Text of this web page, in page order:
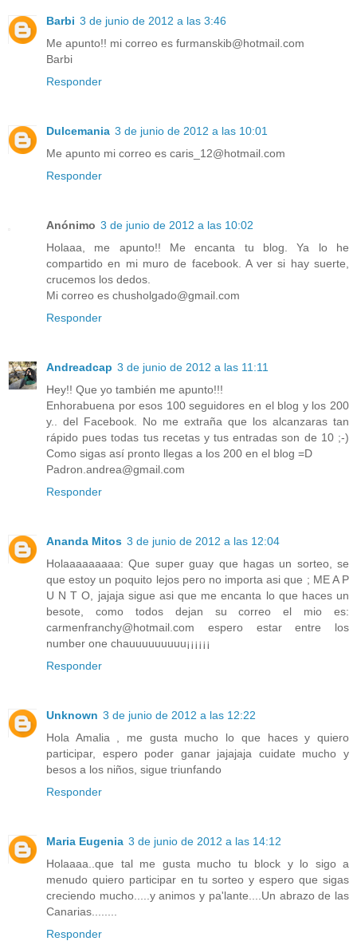
Barbi 3 de junio de 2012 a las 3:46
Me apunto!! mi correo es furmanskib@hotmail.com
Barbi
Responder
Dulcemania 3 de junio de 2012 a las 10:01
Me apunto mi correo es caris_12@hotmail.com
Responder
Anónimo 3 de junio de 2012 a las 10:02
Holaaa, me apunto!! Me encanta tu blog. Ya lo he
compartido en mi muro de facebook. A ver si hay suerte,
crucemos los dedos.
Mi correo es chusholgado@gmail.com
Responder
Andreadcap 3 de junio de 2012 a las 11:11
Hey!! Que yo también me apunto!!!
Enhorabuena por esos 100 seguidores en el blog y los 200
y.. del Facebook. No me extraña que los alcanzaras tan
rápido pues todas tus recetas y tus entradas son de 10 ;-)
Como sigas así pronto llegas a los 200 en el blog =D
Padron.andrea@gmail.com
Responder
Ananda Mitos 3 de junio de 2012 a las 12:04
Holaaaaaaaaa: Que super guay que hagas un sorteo, se
que estoy un poquito lejos pero no importa asi que ; ME A P
U N T O, jajaja sigue asi que me encanta lo que haces un
besote, como todos dejan su correo el mio es:
carmenfranchy@hotmail.com espero estar entre los
number one chauuuuuuuuu¡¡¡¡¡¡
Responder
Unknown 3 de junio de 2012 a las 12:22
Hola Amalia , me gusta mucho lo que haces y quiero
participar, espero poder ganar jajajaja cuidate mucho y
besos a los niños, sigue triunfando
Responder
Maria Eugenia 3 de junio de 2012 a las 14:12
Holaaaa..que tal me gusta mucho tu block y lo sigo a
menudo quiero participar en tu sorteo y espero que sigas
creciendo mucho.....y animos y pa'lante....Un abrazo de las
Canarias........
Responder